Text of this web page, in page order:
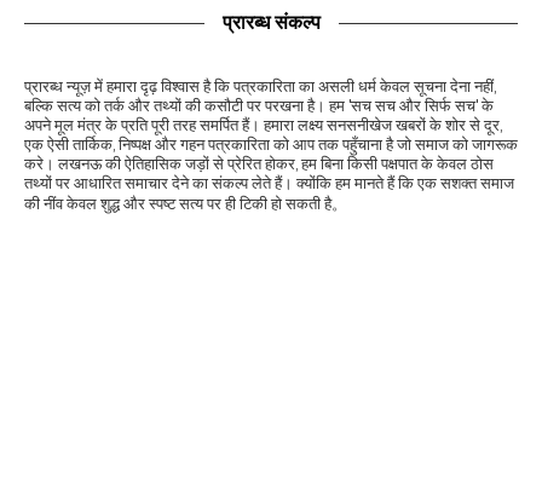
प्रारब्ध संकल्प
प्रारब्ध न्यूज़ में हमारा दृढ़ विश्वास है कि पत्रकारिता का असली धर्म केवल सूचना देना नहीं,
बल्कि सत्य को तर्क और तथ्यों की कसौटी पर परखना है। हम 'सच सच और सिर्फ सच' के
अपने मूल मंत्र के प्रति पूरी तरह समर्पित हैं। हमारा लक्ष्य सनसनीखेज खबरों के शोर से दूर,
एक ऐसी तार्किक, निष्पक्ष और गहन पत्रकारिता को आप तक पहुँचाना है जो समाज को जागरूक
करे। लखनऊ की ऐतिहासिक जड़ों से प्रेरित होकर, हम बिना किसी पक्षपात के केवल ठोस
तथ्यों पर आधारित समाचार देने का संकल्प लेते हैं। क्योंकि हम मानते हैं कि एक सशक्त समाज
की नींव केवल शुद्ध और स्पष्ट सत्य पर ही टिकी हो सकती है。